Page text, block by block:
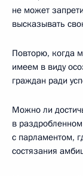
не может
высказывать
Повторю, когда
имеем в виду
граждан ради
Можно ли
в
с парламентом,
состязания